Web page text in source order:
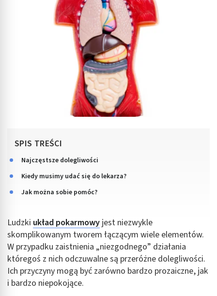
SPIS TREŚCI
Najczęstsze dolegliwości
Kiedy musimy udać się do lekarza?
Jak można sobie pomóc?
Ludzki układ pokarmowy jest niezwykle
skomplikowanym tworem łączącym wiele elementów.
W przypadku zaistnienia „niezgodnego” działania
któregoś z nich odczuwalne są przeróżne dolegliwości.
Ich przyczyny mogą być zarówno bardzo prozaiczne, jak
i bardzo niepokojące.